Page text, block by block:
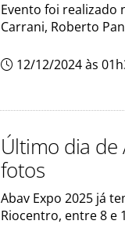
Evento foi realizado
Carrani, Roberto
12/12/2024 às
Último dia de
fotos
Abav Expo 2025 já
Riocentro, entre 8 e